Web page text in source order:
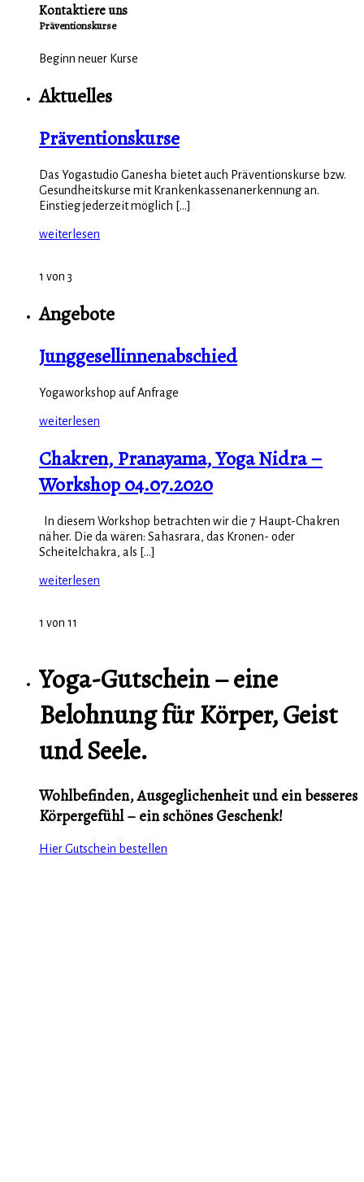
Kontaktiere uns
Präventionskurse
Beginn neuer Kurse
Aktuelles
Präventionskurse
Das Yogastudio Ganesha bietet auch Präventionskurse bzw.
Gesundheitskurse mit Krankenkassenanerkennung an.
Einstieg jederzeit möglich [...]
weiterlesen
1 von 3
Angebote
Junggesellinnenabschied
Yogaworkshop auf Anfrage
weiterlesen
Chakren, Pranayama, Yoga Nidra –
Workshop 04.07.2020
In diesem Workshop betrachten wir die 7 Haupt-Chakren
näher. Die da wären: Sahasrara, das Kronen- oder
Scheitelchakra, als [...]
weiterlesen
1 von 11
Yoga-Gutschein – eine
Belohnung für Körper, Geist
und Seele.
Wohlbefinden, Ausgeglichenheit und ein besseres
Körpergefühl – ein schönes Geschenk!
Hier Gutschein bestellen